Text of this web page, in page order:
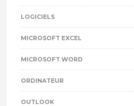
LOGICIELS
MICROSOFT EXCEL
MICROSOFT WORD
ORDINATEUR
OUTLOOK